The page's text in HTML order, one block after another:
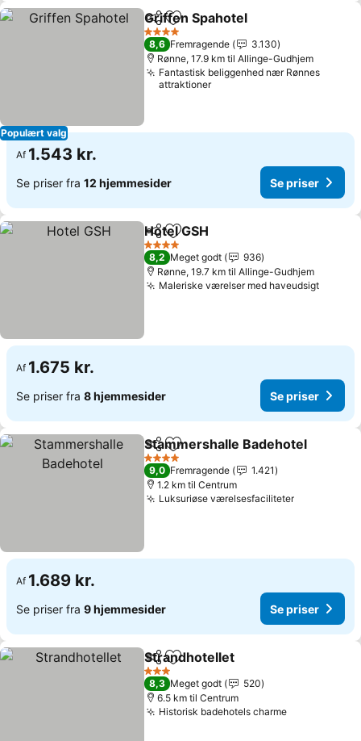
Populært valg
Del Føj til favoritter
Griffen Spahotel
4 Stjerner
8,6 Fremragende
3.130
Rønne, 17.9 km til Allinge-Gudhjem
Fantastisk beliggenhed nær Rønnes
attraktioner
Af 1.543 kr.
Se priser fra 12 hjemmesider Se priser
Del Føj til favoritter
Hotel GSH
4 Stjerner
8,2 Meget godt
936
Rønne, 19.7 km til Allinge-Gudhjem
Maleriske værelser med haveudsigtSe
Af 1.675 kr.
Se priser fra 8 hjemmesider Se priser
Del Føj til favoritter
Stammershalle Badehotel
4 Stjerner
9,0 Fremragende
1.421
1.2 km til Centrum
Luksuriøse værelsesfaciliteterSe priser
Af 1.689 kr.
Se priser fra 9 hjemmesider Se priser
Del Føj til favoritter
Strandhotellet
3 Stjerner
8,3 Meget godt
520
6.5 km til Centrum
Historisk badehotels charmeSe priser